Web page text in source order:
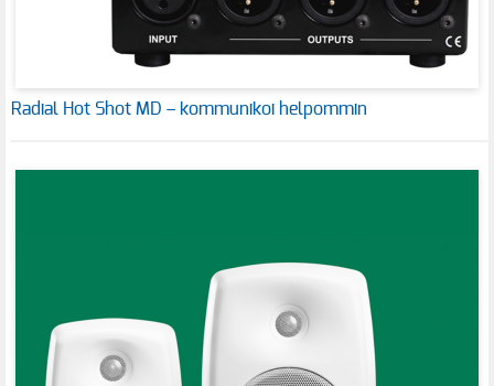
Radial Hot Shot MD – kommunikoi helpommin